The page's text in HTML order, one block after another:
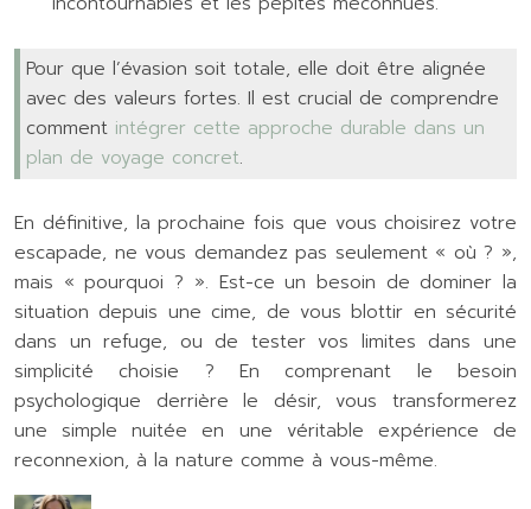
Pour que l’évasion soit totale, elle doit être alignée
avec des valeurs fortes. Il est crucial de comprendre
comment intégrer cette approche durable dans un
plan de voyage concret.
En définitive, la prochaine fois que vous choisirez votre
escapade, ne vous demandez pas seulement « où ? »,
mais « pourquoi ? ». Est-ce un besoin de dominer la
situation depuis une cime, de vous blottir en sécurité
dans un refuge, ou de tester vos limites dans une
simplicité choisie ? En comprenant le besoin
psychologique derrière le désir, vous transformerez
une simple nuitée en une véritable expérience de
reconnexion, à la nature comme à vous-même.